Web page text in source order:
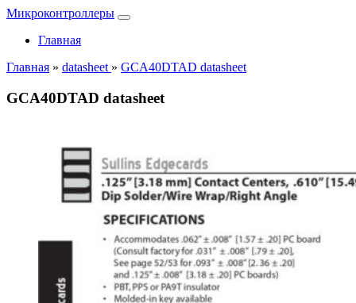
Микроконтроллеры
Главная
Главная » datasheet » GCA40DTAD datasheet
GCA40DTAD datasheet